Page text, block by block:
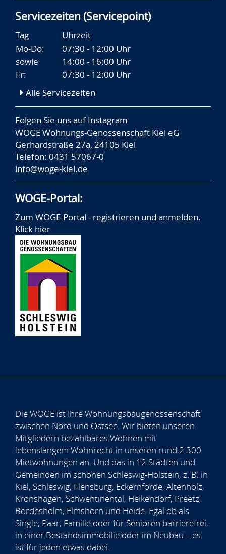
Servicezeiten (Servicepoint)
Tag
Uhrzeit
Mo-Do:
07:30 - 12:00 Uhr
sowie
14:00 - 16:00 Uhr
Fr:
07:30 - 12:00 Uhr
Alle Servicezeiten
Folgen Sie uns aufInstagram
WOGE Wohnungs-Genossenschaft Kiel eG
Gerhardstraße 27a, 24105 Kiel
Telefon: 0431 57067-0
info@woge-kiel.de
WOGE-Portal:
Zum WOGE-Portal - registrieren und anmelden.
Klick hier
Die WOGE ist Ihre Wohnungsbaugenossenschaft
zwischen Nord und Ostsee. Wir bieten unseren
Mitgliedern bezahlbares Wohnen mit
lebenslangem Wohnrecht in unseren rund 2.300
Mietwohnungen an. Und das in 12 Städten und
Gemeinden im schönen Schleswig-Holstein, z. B. in
Kiel, Schleswig, Flensburg, Eckernförde, Altenholz,
Kronshagen, Schwentinental, Heikendorf, Preetz,
Bordesholm, Elmshorn und Heide. Egal ob als
Single, Paar, Familie oder für Senioren barrierefrei,
in einer Bestandsimmobilie oder im Neubau – es
ist für jeden etwas dabei.